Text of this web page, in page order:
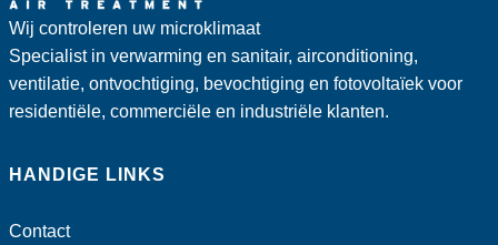
Wij controleren uw microklimaat
Specialist in verwarming en sanitair, airconditioning,
ventilatie, ontvochtiging, bevochtiging en fotovoltaïek voor
residentiële, commerciële en industriële klanten.
HANDIGE LINKS
Contact